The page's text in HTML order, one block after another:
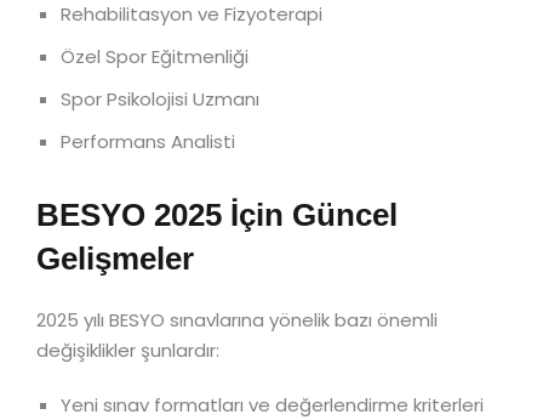
Rehabilitasyon ve Fizyoterapi
Özel Spor Eğitmenliği
Spor Psikolojisi Uzmanı
Performans Analisti
BESYO 2025 İçin Güncel
Gelişmeler
2025 yılı BESYO sınavlarına yönelik bazı önemli
değişiklikler şunlardır:
Yeni sınav formatları ve değerlendirme kriterleri